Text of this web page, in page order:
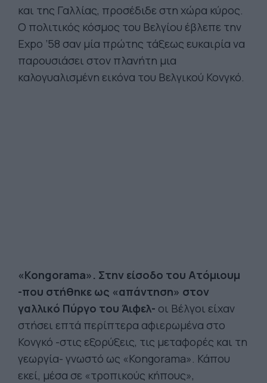
και της Γαλλίας, προσέδιδε στη χώρα κύρος.
Ο πολιτικός κόσμος του Βελγίου έβλεπε την
Expo ’58 σαν μία πρώτης τάξεως ευκαιρία να
παρουσιάσει στον πλανήτη μια
καλογυαλισμένη εικόνα του Βελγικού Κονγκό.
«Kongorama». Στην είσοδο του Ατόμιουμ
-που στήθηκε ως «απάντηση» στον
γαλλικό Πύργο του Άιφελ- οι Βέλγοι είχαν
στήσει επτά περίπτερα αφιερωμένα στο
Κονγκό -στις εξορύξεις, τις μεταφορές και τη
γεωργία- γνωστό ως «Kongorama». Κάπου
εκεί, μέσα σε «τροπικούς κήπους»,